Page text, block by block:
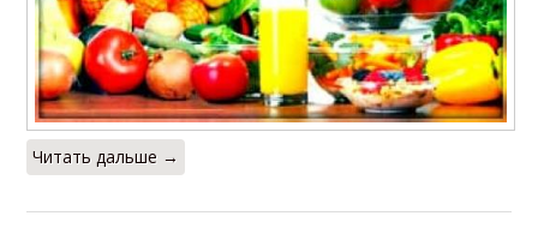
Питания для
тренировок
Шаг для похудения
Состояние для
быстрого похудения
Читать дальше →